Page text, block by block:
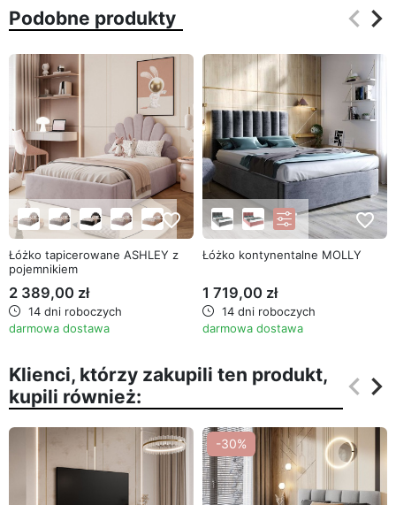
Podobne produkty keyboard_arrow_left
keyboard_arrow_right
favorite_border
Łóżko tapicerowane ASHLEY z
pojemnikiem
2 389,00 zł
14 dni roboczych
darmowa dostawa
favorite_border
Łóżko kontynentalne MOLLY
1 719,00 zł
14 dni roboczych
darmowa dostawa
Klienci, którzy zakupili ten produkt,
kupili również:
keyboard_arrow_left
keyboard_arrow_right
-30%